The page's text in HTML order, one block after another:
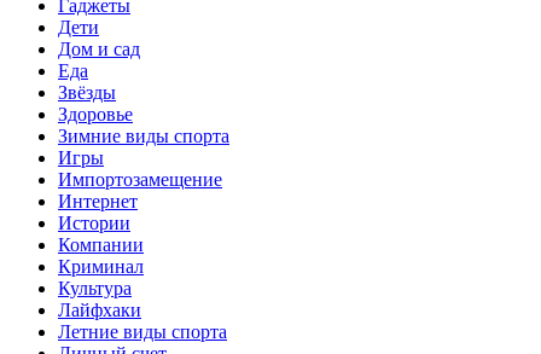
Гаджеты
Дети
Дом и сад
Еда
Звёзды
Здоровье
Зимние виды спорта
Игры
Импортозамещение
Интернет
Истории
Компании
Криминал
Культура
Лайфхаки
Летние виды спорта